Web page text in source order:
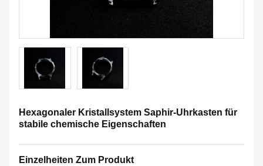
Hexagonaler Kristallsystem Saphir-Uhrkasten für
stabile chemische Eigenschaften
Einzelheiten Zum Produkt